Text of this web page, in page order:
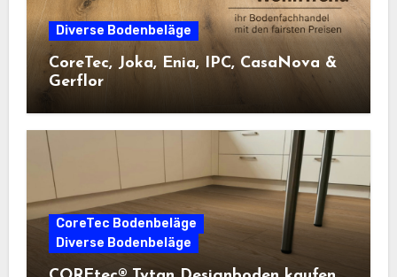
Diverse Bodenbeläge
CoreTec, Joka, Enia, IPC, CasaNova &
Gerflor
CoreTec Bodenbeläge
Diverse Bodenbeläge